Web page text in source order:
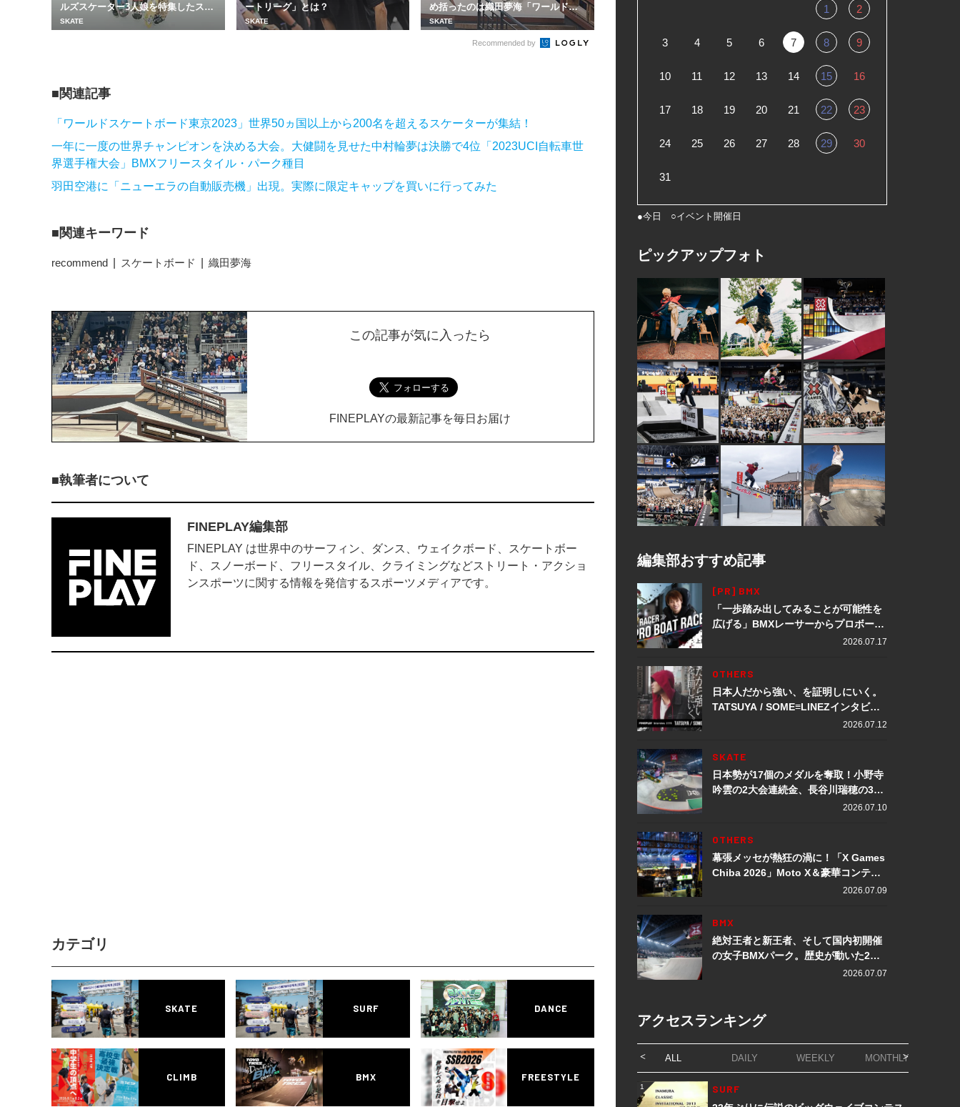
ルズスケーター3人娘を特集したスペ
シャルムービ...
SKATE
ートリーグ」とは？
SKATE
め括ったのは織田夢海「ワールドス
ケートボードスト...
SKATE
Recommended by
関連記事
「ワールドスケートボード東京2023」世界50ヵ国以上から200名を超えるスケーターが集結！
一年に一度の世界チャンピオンを決める大会。大健闘を見せた中村輪夢は決勝で4位「2023UCI自転車世
界選手権大会」BMXフリースタイル・パーク種目
羽田空港に「ニューエラの自動販売機」出現。実際に限定キャップを買いに行ってみた
関連キーワード
recommend スケートボード 織田夢海
この記事が気に入ったら
FINEPLAYの最新記事を毎日お届け
執筆者について
FINEPLAY編集部
FINEPLAY は世界中のサーフィン、ダンス、ウェイクボード、スケートボー
ド、スノーボード、フリースタイル、クライミングなどストリート・アクショ
ンスポーツに関する情報を発信するスポーツメディアです。
カテゴリ
SKATE SURF DANCE
CLIMB BMX FREESTYLE
1 2
3 4 5 6 7 8 9
10 11 12 13 14 15 16
17 18 19 20 21 22 23
24 25 26 27 28 29 30
31
●今日 ○イベント開催日
ピックアップフォト
編集部おすすめ記事
[PR] BMX
「一歩踏み出してみることが可能性を
広げる」BMXレーサーからプロボート
レーサーへ転身。上田龍星が体現する
2026.07.17
OTHERS
日本人だから強い、を証明しにいく。
TATSUYA / SOME≡LINEZインタビュ
2026.07.12
SKATE
日本勢が17個のメダルを奪取！小野寺
吟雲の2大会連続金、長谷川瑞穂の3メ
ダル獲得など数々の快挙をプレイバッ
2026.07.10
OTHERS
幕張メッセが熱狂の渦に！「X Games
Chiba 2026」Moto X＆豪華コンテン
2026.07.09
BMX
絶対王者と新王者、そして国内初開催
の女子BMXパーク。歴史が動いた2日
2026.07.07
アクセスランキング
ALL DAILY WEEKLY MONTHLY
1 SURF